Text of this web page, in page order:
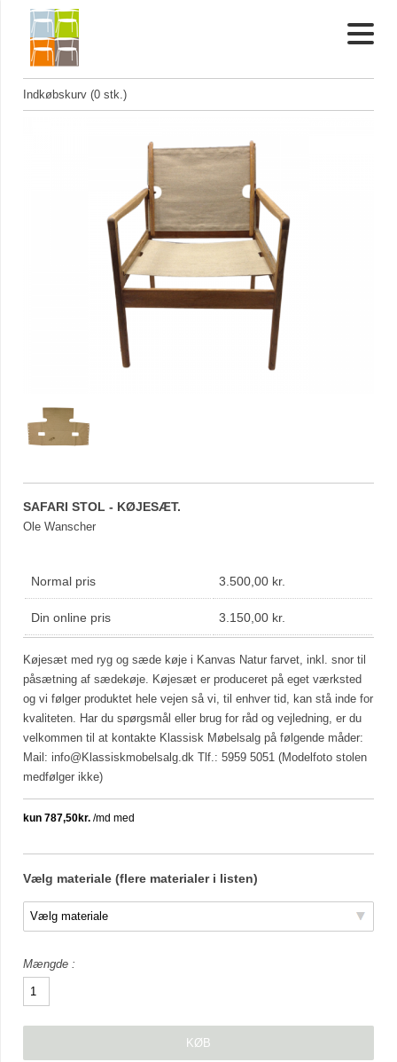
Indkøbskurv (0 stk.)
SAFARI STOL - KØJESÆT.
Ole Wanscher
Normal pris 3.500,00 kr.
Din online pris 3.150,00 kr.
Køjesæt med ryg og sæde køje i Kanvas Natur farvet, inkl. snor til
påsætning af sædekøje. Køjesæt er produceret på eget værksted
og vi følger produktet hele vejen så vi, til enhver tid, kan stå inde for
kvaliteten. Har du spørgsmål eller brug for råd og vejledning, er du
velkommen til at kontakte Klassisk Møbelsalg på følgende måder:
Mail: info@Klassiskmobelsalg.dk Tlf.: 5959 5051 (Modelfoto stolen
medfølger ikke)
Vælg materiale (flere materialer i listen)
Mængde